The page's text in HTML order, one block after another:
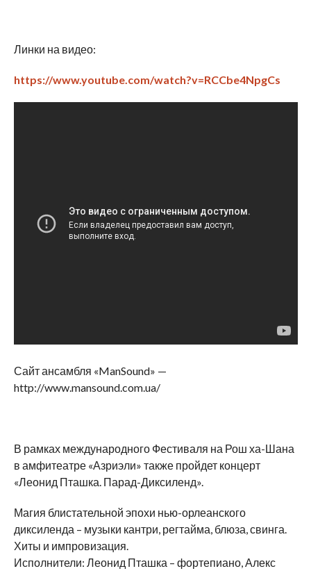
Линки на видео:
https://www.youtube.com/watch?v=RCCbe4NpgCs
Сайт ансамбля «ManSound» —
http://www.mansound.com.ua/
В рамках международного Фестиваля на Рош ха-Шана
в амфитеатре «Азриэли» также пройдет концерт
«Леонид Пташка. Парад-Диксиленд».
Магия блистательной эпохи нью-орлеанского
диксиленда – музыки кантри, регтайма, блюза, свинга.
Хиты и импровизация.
Исполнители: Леонид Пташка – фортепиано, Алекс